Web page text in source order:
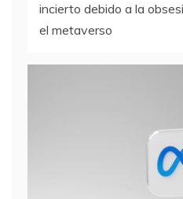
incierto debido a la
el metaverso